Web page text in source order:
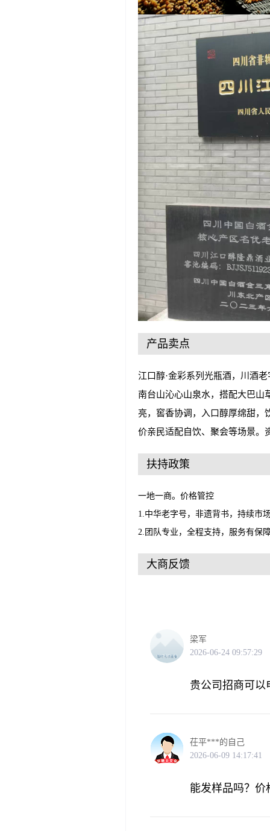
产品卖点
江口醇·金彩系列光瓶酒，川酒
南台山沁心山泉水，搭配大巴山
亮，窖香协调，入口醇厚绵甜，
价亲民适配自饮、聚会等场景。
扶持政策
一地一商。价格管控
1.中华老字号，非遗背书，持续市
2.团队专业，全程支持，服务有保
大商反馈
梁军
2026-06-24 09:57:29
贵公司招商可
茌平***的自己
2026-06-09 14:17:41
能发样品吗？